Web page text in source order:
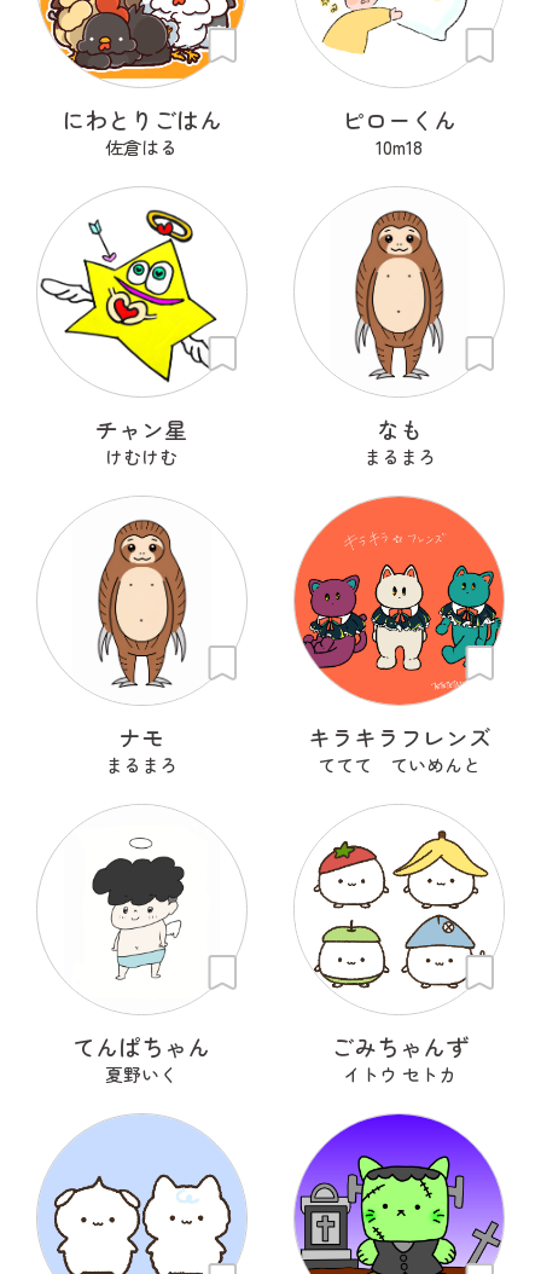
にわとりごはん
佐倉はる
ピローくん
10m18
チャン星
けむけむ
なも
まるまろ
ナモ
まるまろ
キラキラフレンズ
ててて ていめんと
てんぱちゃん
夏野いく
ごみちゃんず
イトウ セトカ